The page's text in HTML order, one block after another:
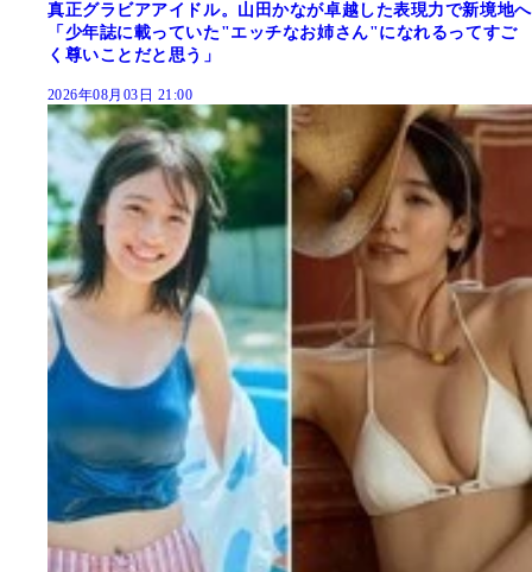
真正グラビアアイドル。山田かなが卓越した表現力で新境地へ
「少年誌に載っていた"エッチなお姉さん"になれるってすご
く尊いことだと思う」
2026年08月03日 21:00